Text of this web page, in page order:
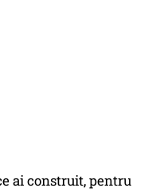
ai construit, pentru